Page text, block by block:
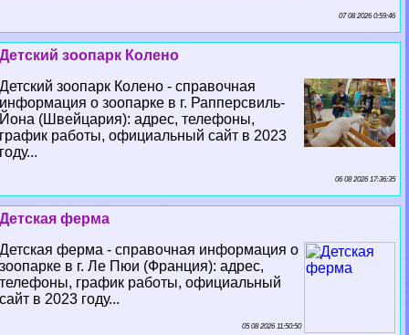
07 08 2026 0:59:46
Детский зоопарк Колено
Детский зоопарк Колено - справочная
информация о зоопарке в г. Рапперсвиль-
Йона (Швейцария): адрес, телефоны,
график работы, официальный сайт в 2023
году...
06 08 2026 17:36:35
Детская ферма
Детская ферма - справочная информация о
зоопарке в г. Ле Пюи (Франция): адрес,
телефоны, график работы, официальный
сайт в 2023 году...
05 08 2026 11:50:50